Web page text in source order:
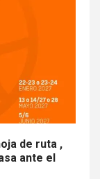
de ruta ,
ante el